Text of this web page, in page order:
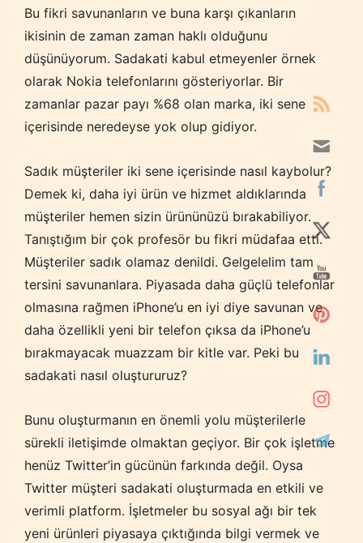
Bu fikri savunanların ve buna karşı çıkanların
ikisinin de zaman zaman haklı olduğunu
düşünüyorum. Sadakati kabul etmeyenler örnek
olarak Nokia telefonlarını gösteriyorlar. Bir
zamanlar pazar payı %68 olan marka, iki sene
içerisinde neredeyse yok olup gidiyor.
Sadık müşteriler iki sene içerisinde nasıl kaybolur?
Demek ki, daha iyi ürün ve hizmet aldıklarında
müşteriler hemen sizin ürününüzü bırakabiliyor.
Tanıştığım bir çok profesör bu fikri müdafaa etti.
Müşteriler sadık olamaz denildi. Gelgelelim tam
tersini savunanlara. Piyasada daha güçlü telefonlar
olmasına rağmen iPhone’u en iyi diye savunan ve
daha özellikli yeni bir telefon çıksa da iPhone’u
bırakmayacak muazzam bir kitle var. Peki bu
sadakati nasıl oluştururuz?
Bunu oluşturmanın en önemli yolu müşterilerle
sürekli iletişimde olmaktan geçiyor. Bir çok işletme
henüz Twitter’in gücünün farkında değil. Oysa
Twitter müşteri sadakati oluşturmada en etkili ve
verimli platform. İşletmeler bu sosyal ağı bir tek
yeni ürünleri piyasaya çıktığında bilgi vermek ve